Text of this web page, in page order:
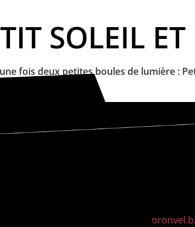
SOLEIL
fois deux petites boules de lumière :
Guipronvel
mediatheque@milizac-